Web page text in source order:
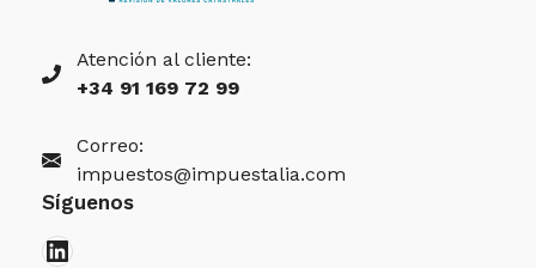
Atención al cliente:
+34 91 169 72 99
Correo:
impuestos@impuestalia.com
Síguenos
LinkedIn